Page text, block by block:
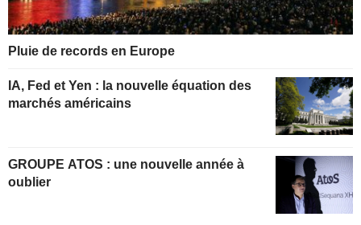
Pluie de records en Europe
IA, Fed et Yen : la nouvelle équation des
marchés américains
GROUPE ATOS : une nouvelle année à
oublier